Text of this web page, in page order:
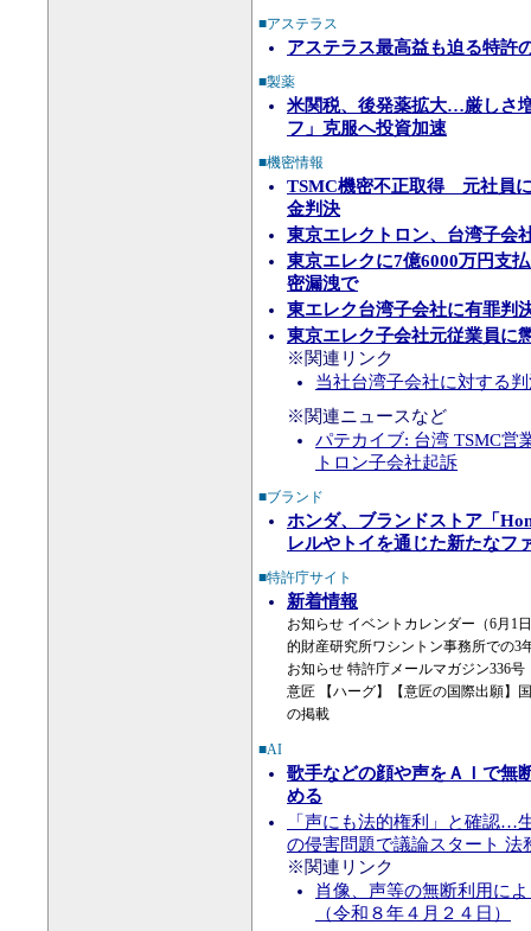
■アステラス
アステラス最高益も迫る特
■製薬
米関税、後発薬拡大…厳しさ
フ」克服へ投資加速
■機密情報
TSMC機密不正取得 元社員
金判決
東京エレクトロン、台湾子会
東京エレクに7億6000万円支
密漏洩で
東エレク台湾子会社に有罪
東京エレク子会社元従業員に
※関連リンク
当社台湾子会社に対する
※関連ニュースなど
パテカイブ: 台湾 TSMC営
トロン子会社起訴
■ブランド
ホンダ、ブランドストア「
レルやトイを通じた新たなフ
■特許庁サイト
新着情報
お知らせ イベントカレンダー（6月
的財産研究所ワシントン事務所での3
お知らせ 特許庁メールマガジン336
意匠 【ハーグ】【意匠の国際出願】
の掲載
■AI
歌手などの顔や声をＡＩで無
める
「声にも法的権利」と確認…
の侵害問題で議論スタート 法
※関連リンク
肖像、声等の無断利用に
（令和８年４月２４日）